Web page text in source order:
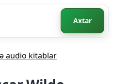
Axtar
audio kitablar